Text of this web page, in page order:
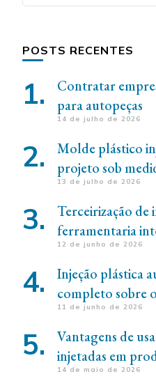
POSTS RECENTES
Contratar
para autopeças
14 de julho de 2026
Molde plástico
projeto sob
13 de julho de 2026
Terceirização de
ferramentaria
12 de junho de 2026
Injeção plástica
completo sobre
11 de junho de 2026
Vantagens de
injetadas em
14 de maio de 2026